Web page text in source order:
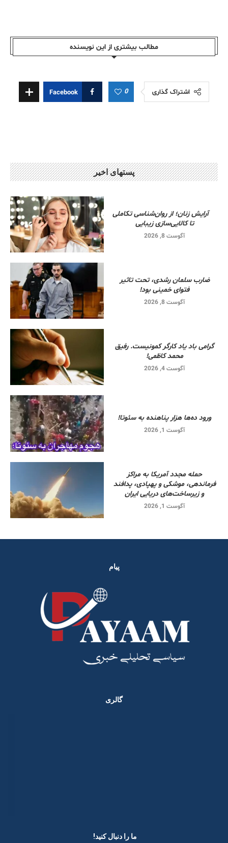
مطالب بیشتری از این نویسندە
اشتراک گذاری 0
Facebook
پستهای اخیر
آرایش زنان؛ از روان‌شناسی تکاملی
تا کالایی‌سازی زیبایی
آگوست 8, 2026
ضارب سلمان رشدی، تحت تاثیر
فتوای خمینی بود!
آگوست 8, 2026
گرامی باد یاد کارگر کمونیست. رفیق
محمد کاظمی!
آگوست 4, 2026
ورود ده‌ها هزار پناهنده به سئوتا!
آگوست 1, 2026
حمله مجدد آمریکا به مراکز
فرماندهی، موشکی و پهپادی، پدافند
و زیرساخت‌های دریایی ایران
آگوست 1, 2026
پیام
گالری
ما را دنبال کنید! ​